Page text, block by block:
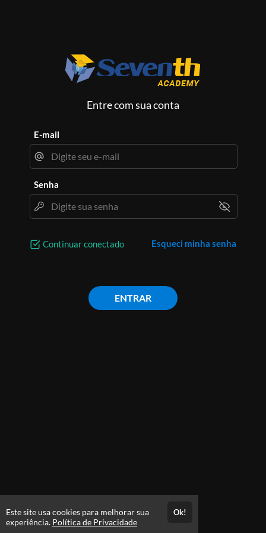
Entre com sua conta
E-mail
Senha
Continuar conectado Esqueci minha senha
ENTRAR
Este site usa cookies para melhorar sua
experiência. Política de Privacidade
Ok!